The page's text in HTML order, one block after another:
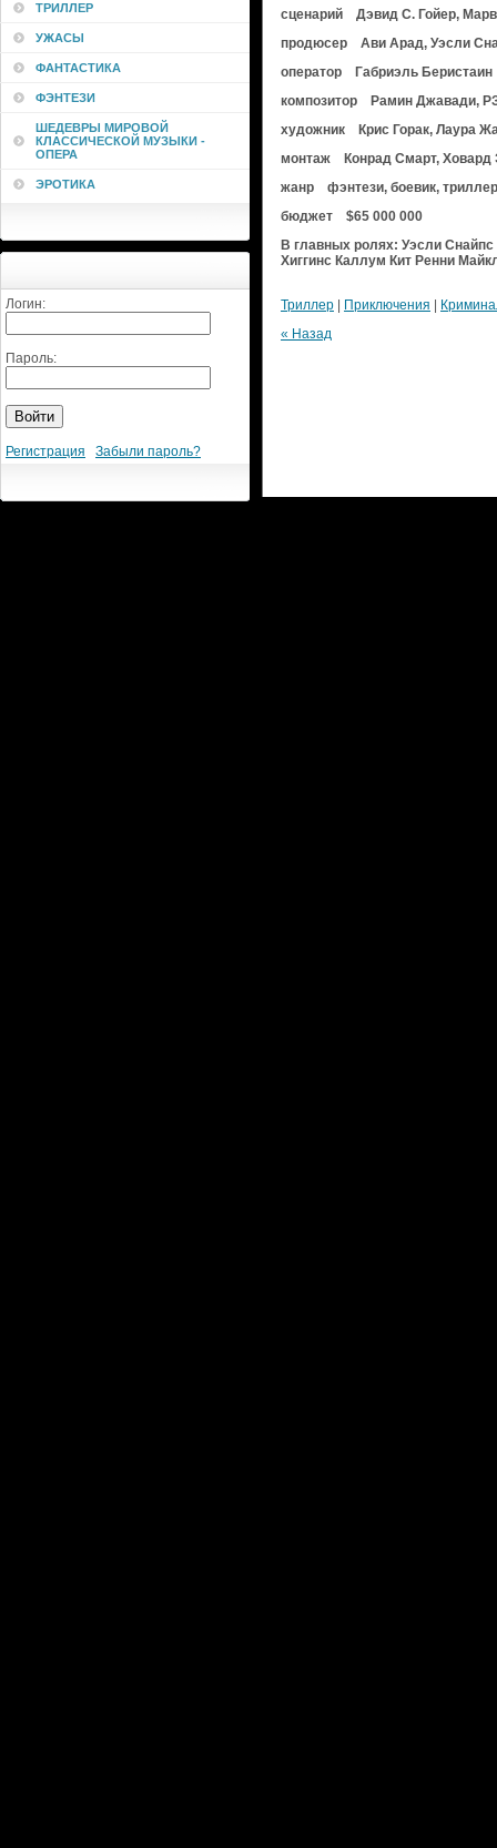
ТРИЛЛЕР
УЖАСЫ
ФАНТАСТИКА
ФЭНТЕЗИ
ШЕДЕВРЫ МИРОВОЙ
КЛАССИЧЕСКОЙ МУЗЫКИ -
ОПЕРА
ЭРОТИКА
Логин:
Пароль:
Регистрация Забыли пароль?
сценарий Дэвид С. Гойер,
продюсер Ави Арад, Уэсли
оператор Габриэль Беристаин
композитор Рамин Джавади,
художник Крис Горак, Лаура
монтаж Конрад Смарт, Ховард
жанр фэнтези, боевик,
бюджет $65 000 000
В главных ролях: Уэсли
Хиггинс Каллум Кит Ренни
Триллер Приключения
« Назад